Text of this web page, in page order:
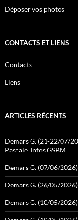
Déposer vos photos
CONTACTS ET LIENS
Contacts
Liens
ARTICLES RÉCENTS
Demars G. (21-22/07/
Pascale. Infos GSBM.
Demars G. (07/06/
Demars G. (26/05/
Demars G. (10/05/